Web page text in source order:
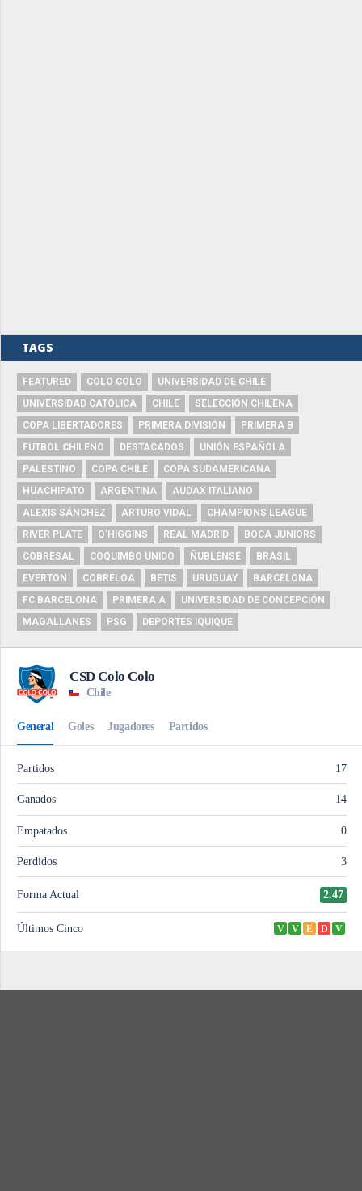
TAGS
FEATURED COLO COLO
UNIVERSIDAD DE CHILE
UNIVERSIDAD CATÓLICA
CHILE
SELECCIÓN CHILENA
COPA LIBERTADORES
PRIMERA DIVISIÓN
PRIMERA B
FUTBOL CHILENO
DESTACADOS
UNIÓN ESPAÑOLA
PALESTINO
COPA CHILE
COPA SUDAMERICANA
HUACHIPATO
ARGENTINA
AUDAX ITALIANO
ALEXIS SÁNCHEZ
ARTURO VIDAL
CHAMPIONS LEAGUE
RIVER PLATE
O'HIGGINS REAL MADRID
BOCA JUNIORS
COBRESAL
COQUIMBO UNIDO ÑUBLENSE
BRASIL
EVERTON
COBRELOA BETIS URUGUAY
BARCELONA
FC BARCELONA
PRIMERA A
UNIVERSIDAD DE CONCEPCIÓN
MAGALLANES
PSG DEPORTES IQUIQUE